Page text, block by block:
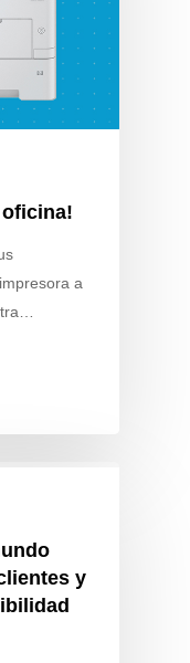
oficina!
a
y